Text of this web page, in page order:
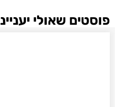
פוסטים שאולי